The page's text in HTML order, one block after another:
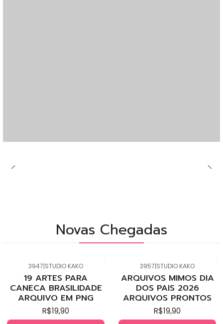
Novas Chegadas
3947|STUDIO KAKO
19 ARTES PARA
CANECA BRASILIDADE
ARQUIVO EM PNG
R$19,90
3957|STUDIO KAKO
ARQUIVOS MIMOS DIA
DOS PAIS 2026
ARQUIVOS PRONTOS
R$19,90